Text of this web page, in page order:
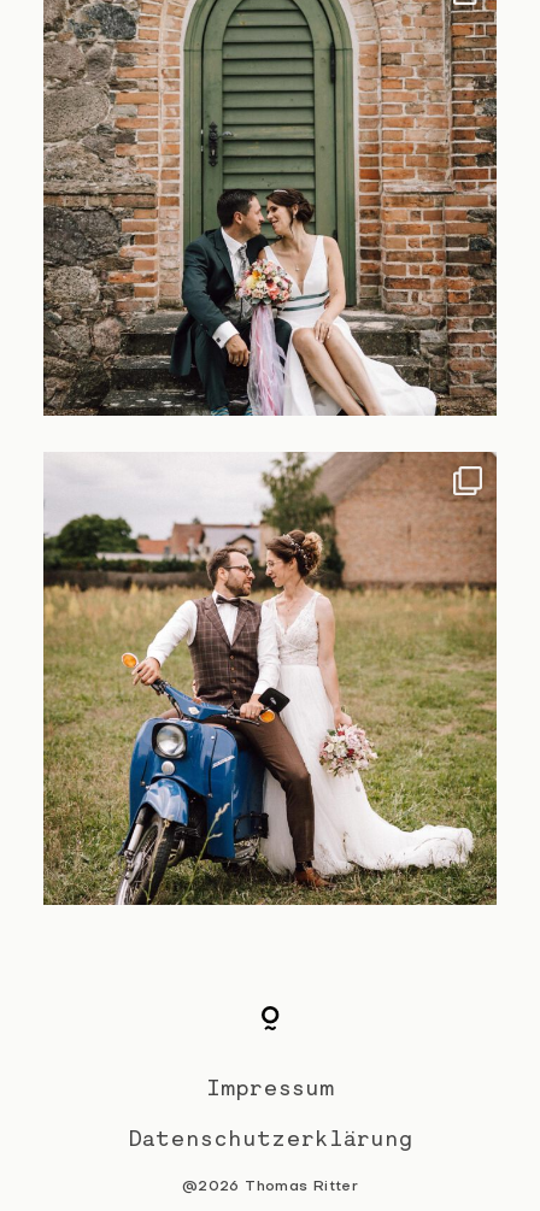
Impressum
Datenschutzerklärung
@2026 Thomas Ritter